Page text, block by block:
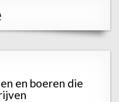
en boeren die